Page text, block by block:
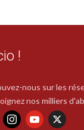
!
nous sur les
nos milliers